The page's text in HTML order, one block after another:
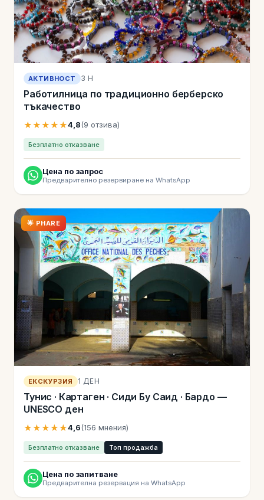
АКТИВНОСТ 3 H
Работилница по традиционно берберско
тъкачество
★★★★★4,8(9 отзива)
Безплатно отказване
Цена по запрос
Предварително резервиране на WhatsApp
🌟 PHARE
ЕКСКУРЗИЯ 1 ДЕН
Тунис · Картаген · Сиди Бу Саид · Бардо —
UNESCO ден
★★★★★4,6(156 мнения)
Безплатно отказване Топ продажба
Цена по запитване
Предварителна резервация на WhatsApp